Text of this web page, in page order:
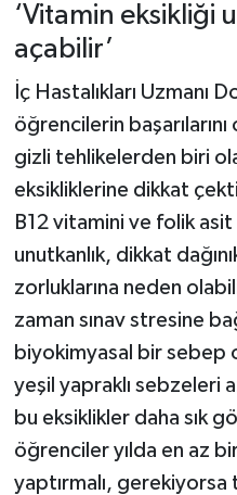
‘Vitamin eksikliği
açabilir’
İç Hastalıkları Uzmanı
öğrencilerin
gizli tehlikelerden biri
eksikliklerine dikkat
B12 vitamini ve folik
unutkanlık, dikkat
zorluklarına neden
zaman sınav stresine
biyokimyasal bir sebep
yeşil yapraklı sebzeleri
bu eksiklikler daha sık
öğrenciler yılda en az bir
yaptırmalı, gerekiyorsa